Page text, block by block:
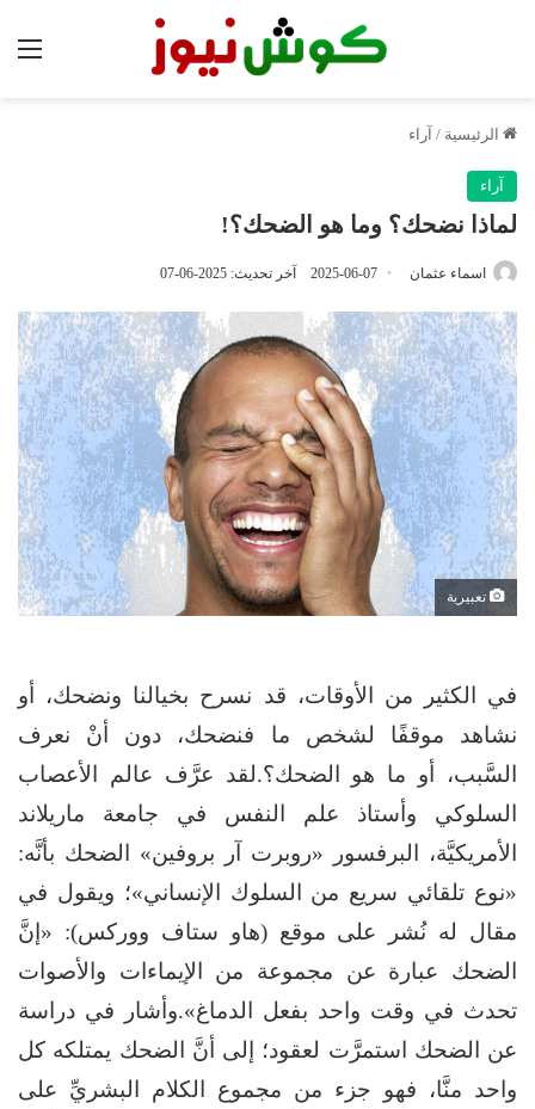
الرئيسية / آراء
آراء
لماذا نضحك؟ وما هو الضحك؟!
اسماء عثمان 2025-06-07 آخر تحديث: 2025-06-07
تعبيرية
في الكثير من الأوقات، قد نسرح بخيالنا ونضحك، أو
نشاهد موقفًا لشخص ما فنضحك، دون أنْ نعرف
السَّبب، أو ما هو الضحك؟.لقد عرَّف عالم الأعصاب
السلوكي وأستاذ علم النفس في جامعة ماريلاند
الأمريكيَّة، البرفسور «روبرت آر بروفين» الضحك بأنَّه:
«نوع تلقائي سريع من السلوك الإنساني»؛ ويقول في
مقال له نُشر على موقع (هاو ستاف ووركس): «إنَّ
الضحك عبارة عن مجموعة من الإيماءات والأصوات
تحدث في وقت واحد بفعل الدماغ».وأشار في دراسة
عن الضحك استمرَّت لعقود؛ إلى أنَّ الضحك يمتلكه كل
واحد منَّا، فهو جزء من مجموع الكلام البشريِّ على